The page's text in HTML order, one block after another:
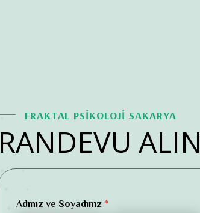
FRAKTAL PSİKOLOJİ SAKARYA
RANDEVU ALIN
Adınız ve Soyadınız *